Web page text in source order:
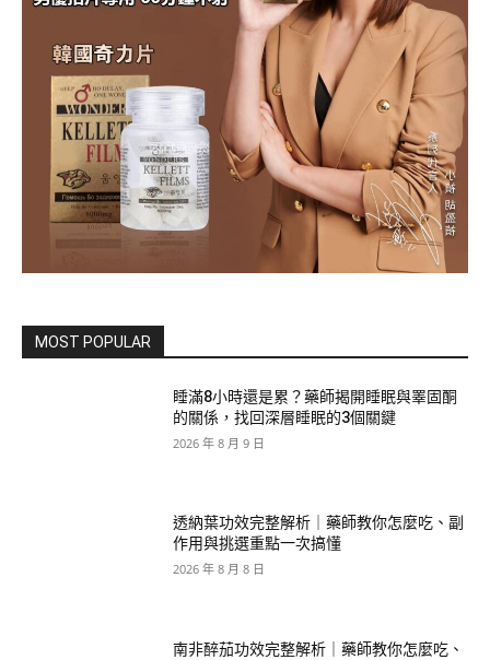
MOST POPULAR
睡滿8小時還是累？藥師揭開睡眠與睪固酮
的關係，找回深層睡眠的3個關鍵
2026 年 8 月 9 日
透納葉功效完整解析｜藥師教你怎麼吃、副
作用與挑選重點一次搞懂
2026 年 8 月 8 日
南非醉茄功效完整解析｜藥師教你怎麼吃、